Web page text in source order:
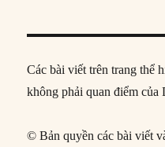
Các bài viết trên trang thể
không phải quan điểm
© Bản quyền các bài viết